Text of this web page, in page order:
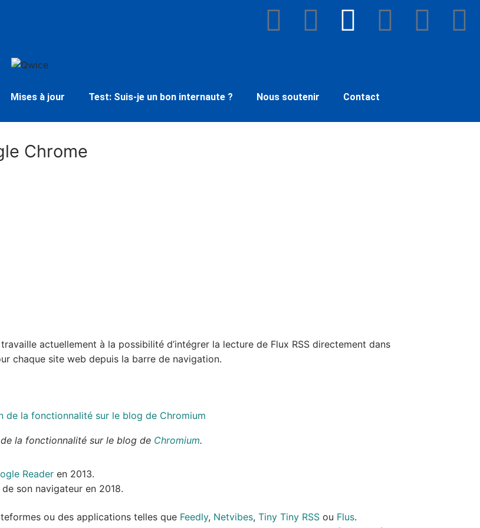
Mises à jour Test: Suis-je un bon internaute ? Nous soutenir Contact
Chrome
actuellement à la possibilité d’intégrer la lecture de Flux RSS directement dans
chaque site web depuis la barre de navigation.
la fonctionnalité sur le blog de Chromium.
Readeren 2013.
de son navigateur en 2018.
ou des applications telles que Feedly, Netvibes, Tiny Tiny RSSou Flus.